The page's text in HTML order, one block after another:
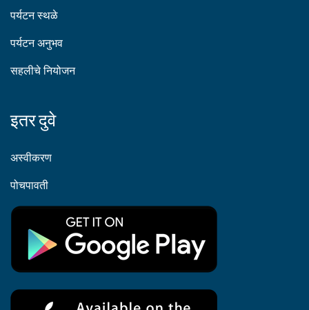
पर्यटन स्थळे
पर्यटन अनुभव
सहलीचे नियोजन
इतर दुवे
अस्वीकरण
पोचपावती